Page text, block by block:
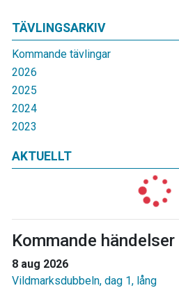
TÄVLINGSARKIV
Kommande tävlingar
2026
2025
2024
2023
AKTUELLT
Kommande händelser
8 aug 2026
Vildmarksdubbeln, dag 1, lång